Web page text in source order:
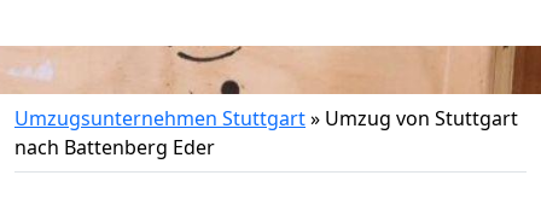
Umzugsunternehmen Stuttgart» Umzug von Stuttgart
nach Battenberg Eder